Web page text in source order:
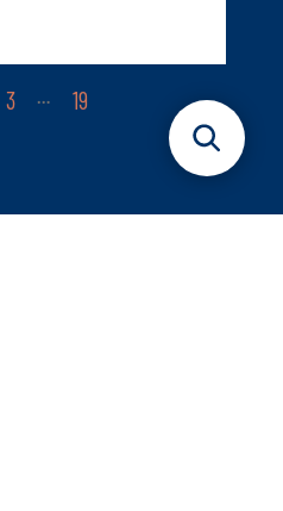
3 … 19